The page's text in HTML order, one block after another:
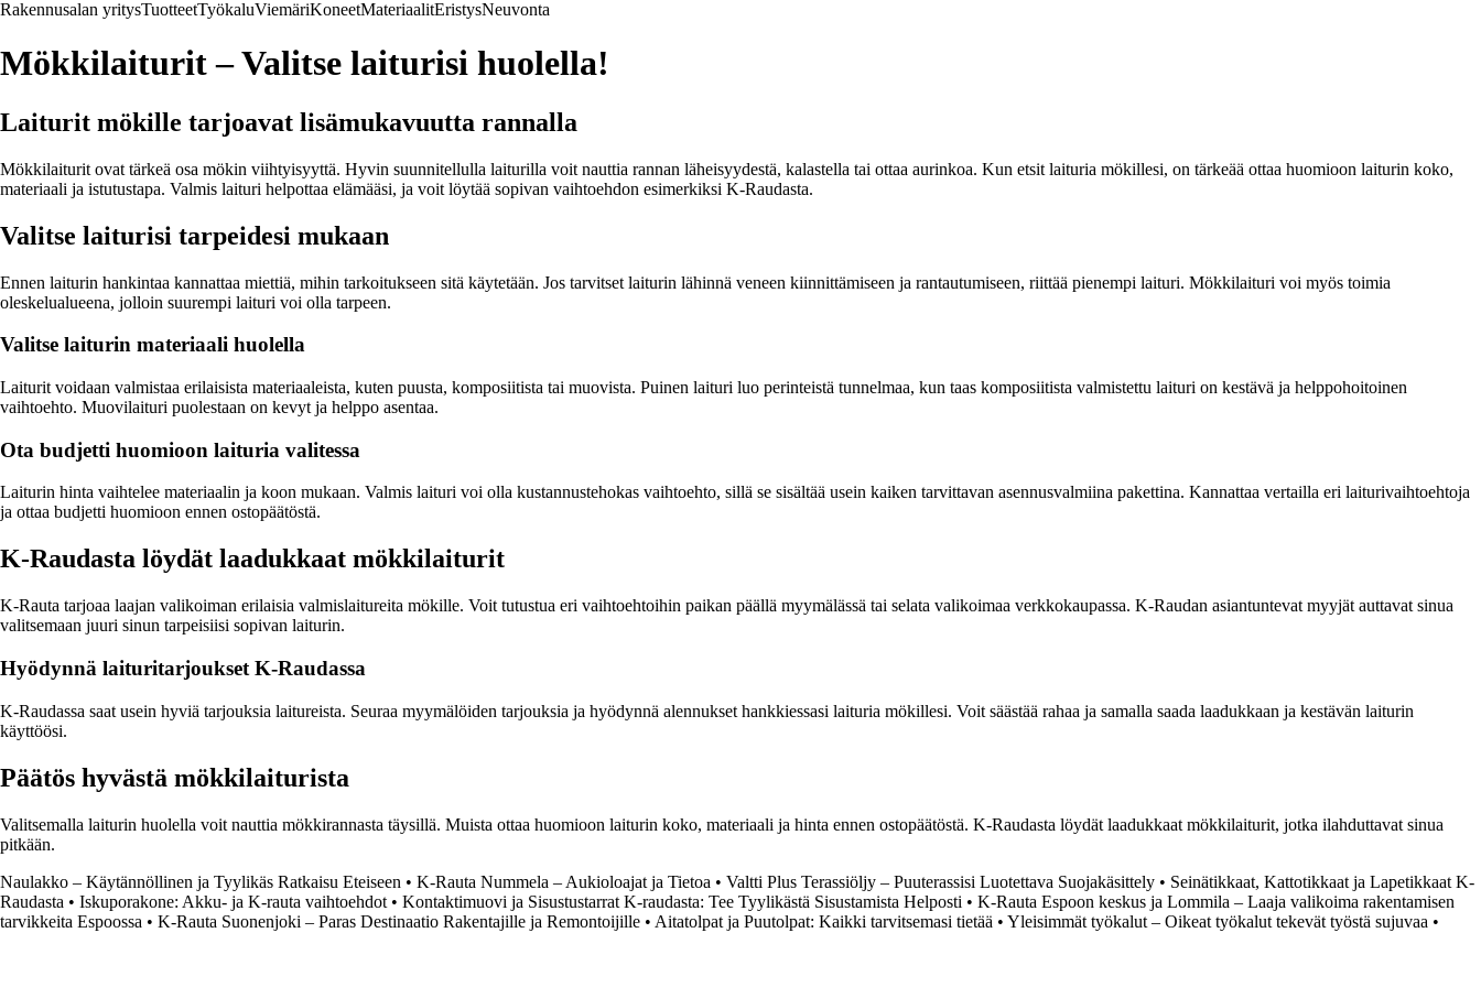
Rakennusalan yritysTuotteetTyökaluViemäriKoneetMateriaalitEristysNeuvonta
Mökkilaiturit – Valitse laiturisi huolella!
Laiturit mökille tarjoavat lisämukavuutta rannalla
Mökkilaiturit ovat tärkeä osa mökin viihtyisyyttä. Hyvin suunnitellulla laiturilla voit nauttia rannan läheisyydestä, kalastella tai ottaa aurinkoa. Kun etsit laituria mökillesi, on tärkeää ottaa huomioon laiturin koko,
materiaali ja istutustapa. Valmis laituri helpottaa elämääsi, ja voit löytää sopivan vaihtoehdon esimerkiksi K-Raudasta.
Valitse laiturisi tarpeidesi mukaan
Ennen laiturin hankintaa kannattaa miettiä, mihin tarkoitukseen sitä käytetään. Jos tarvitset laiturin lähinnä veneen kiinnittämiseen ja rantautumiseen, riittää pienempi laituri. Mökkilaituri voi myös toimia
oleskelualueena, jolloin suurempi laituri voi olla tarpeen.
Valitse laiturin materiaali huolella
Laiturit voidaan valmistaa erilaisista materiaaleista, kuten puusta, komposiitista tai muovista. Puinen laituri luo perinteistä tunnelmaa, kun taas komposiitista valmistettu laituri on kestävä ja helppohoitoinen
vaihtoehto. Muovilaituri puolestaan on kevyt ja helppo asentaa.
Ota budjetti huomioon laituria valitessa
Laiturin hinta vaihtelee materiaalin ja koon mukaan. Valmis laituri voi olla kustannustehokas vaihtoehto, sillä se sisältää usein kaiken tarvittavan asennusvalmiina pakettina. Kannattaa vertailla eri laiturivaihtoehtoja
ja ottaa budjetti huomioon ennen ostopäätöstä.
K-Raudasta löydät laadukkaat mökkilaiturit
K-Rauta tarjoaa laajan valikoiman erilaisia valmislaitureita mökille. Voit tutustua eri vaihtoehtoihin paikan päällä myymälässä tai selata valikoimaa verkkokaupassa. K-Raudan asiantuntevat myyjät auttavat sinua
valitsemaan juuri sinun tarpeisiisi sopivan laiturin.
Hyödynnä laituritarjoukset K-Raudassa
K-Raudassa saat usein hyviä tarjouksia laitureista. Seuraa myymälöiden tarjouksia ja hyödynnä alennukset hankkiessasi laituria mökillesi. Voit säästää rahaa ja samalla saada laadukkaan ja kestävän laiturin
käyttöösi.
Päätös hyvästä mökkilaiturista
Valitsemalla laiturin huolella voit nauttia mökkirannasta täysillä. Muista ottaa huomioon laiturin koko, materiaali ja hinta ennen ostopäätöstä. K-Raudasta löydät laadukkaat mökkilaiturit, jotka ilahduttavat sinua
pitkään.
Naulakko – Käytännöllinen ja Tyylikäs Ratkaisu Eteiseen • K-Rauta Nummela – Aukioloajat ja Tietoa • Valtti Plus Terassiöljy – Puuterassisi Luotettava Suojakäsittely • Seinätikkaat, Kattotikkaat ja Lapetikkaat K-
Raudasta • Iskuporakone: Akku- ja K-rauta vaihtoehdot • Kontaktimuovi ja Sisustustarrat K-raudasta: Tee Tyylikästä Sisustamista Helposti • K-Rauta Espoon keskus ja Lommila – Laaja valikoima rakentamisen
tarvikkeita Espoossa • K-Rauta Suonenjoki – Paras Destinaatio Rakentajille ja Remontoijille • Aitatolpat ja Puutolpat: Kaikki tarvitsemasi tietää • Yleisimmät työkalut – Oikeat työkalut tekevät työstä sujuvaa •